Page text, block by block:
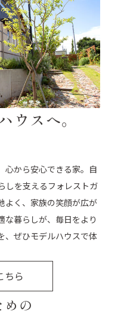
ウスへ。
心から安心できる家。自
しを支えるフォレストガ
よく、家族の笑顔が広が
な暮らしが、毎日をより
、ぜひモデルハウスで体
ちら
の